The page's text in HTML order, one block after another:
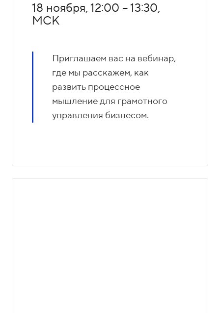
18 ноября, 12:00 – 13:30,
МСК
Приглашаем вас на вебинар,
где мы расскажем, как
развить процессное
мышление для грамотного
управления бизнесом.